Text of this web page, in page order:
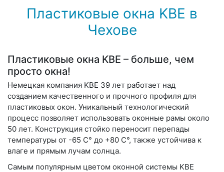
Пластиковые окна KBE в
Чехове
Пластиковые окна KBE – больше, чем
просто окна!
Немецкая компания KBE 39 лет работает над
созданием качественного и прочного профиля для
пластиковых окон. Уникальный технологический
процесс позволяет использовать оконные рамы около
50 лет. Конструкция стойко переносит перепады
температуры от -65 С° до +80 С°, также устойчива к
влаге и прямым лучам солнца.
Самым популярным цветом оконной системы KBE